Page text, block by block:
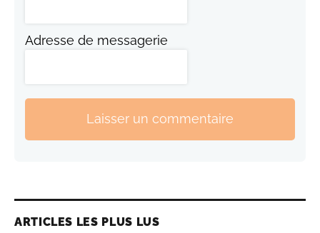
Adresse de messagerie
Laisser un commentaire
ARTICLES LES PLUS LUS